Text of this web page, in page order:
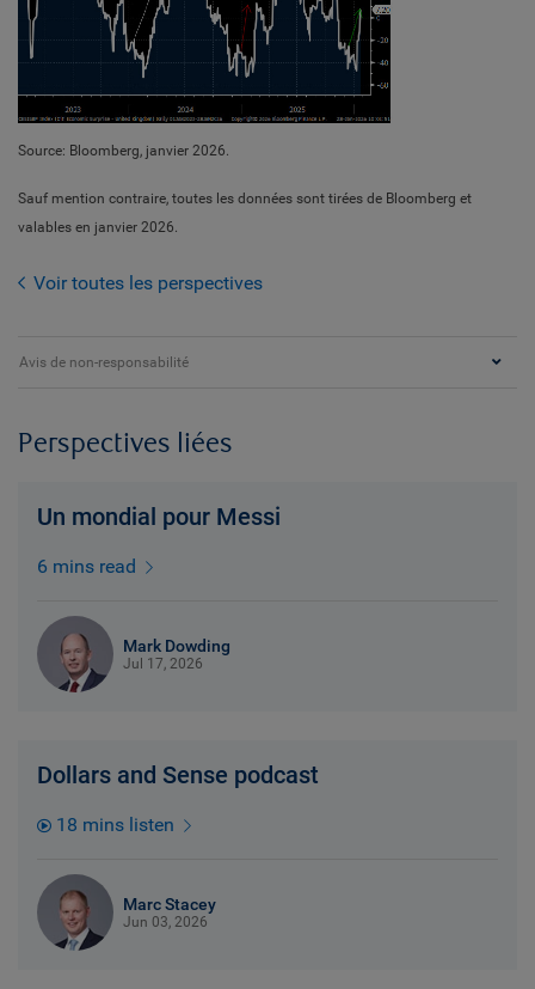
Source: Bloomberg, janvier 2026.
Sauf mention contraire, toutes les données sont tirées de Bloomberg et
valables en janvier 2026.
Voir toutes les perspectives
Avis de non-responsabilité
Perspectives liées
Un mondial pour Messi
6 mins read
Mark Dowding
Jul 17, 2026
Dollars and Sense podcast
18 mins listen
Marc Stacey
Jun 03, 2026